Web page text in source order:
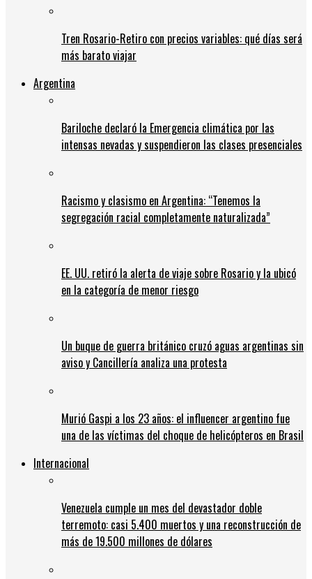
Tren Rosario-Retiro con precios variables: qué días será
más barato viajar
Argentina
Bariloche declaró la Emergencia climática por las
intensas nevadas y suspendieron las clases presenciales
Racismo y clasismo en Argentina: “Tenemos la
segregación racial completamente naturalizada”
EE. UU. retiró la alerta de viaje sobre Rosario y la ubicó
en la categoría de menor riesgo
Un buque de guerra británico cruzó aguas argentinas sin
aviso y Cancillería analiza una protesta
Murió Gaspi a los 23 años: el influencer argentino fue
una de las víctimas del choque de helicópteros en Brasil
Internacional
Venezuela cumple un mes del devastador doble
terremoto: casi 5.400 muertos y una reconstrucción de
más de 19.500 millones de dólares